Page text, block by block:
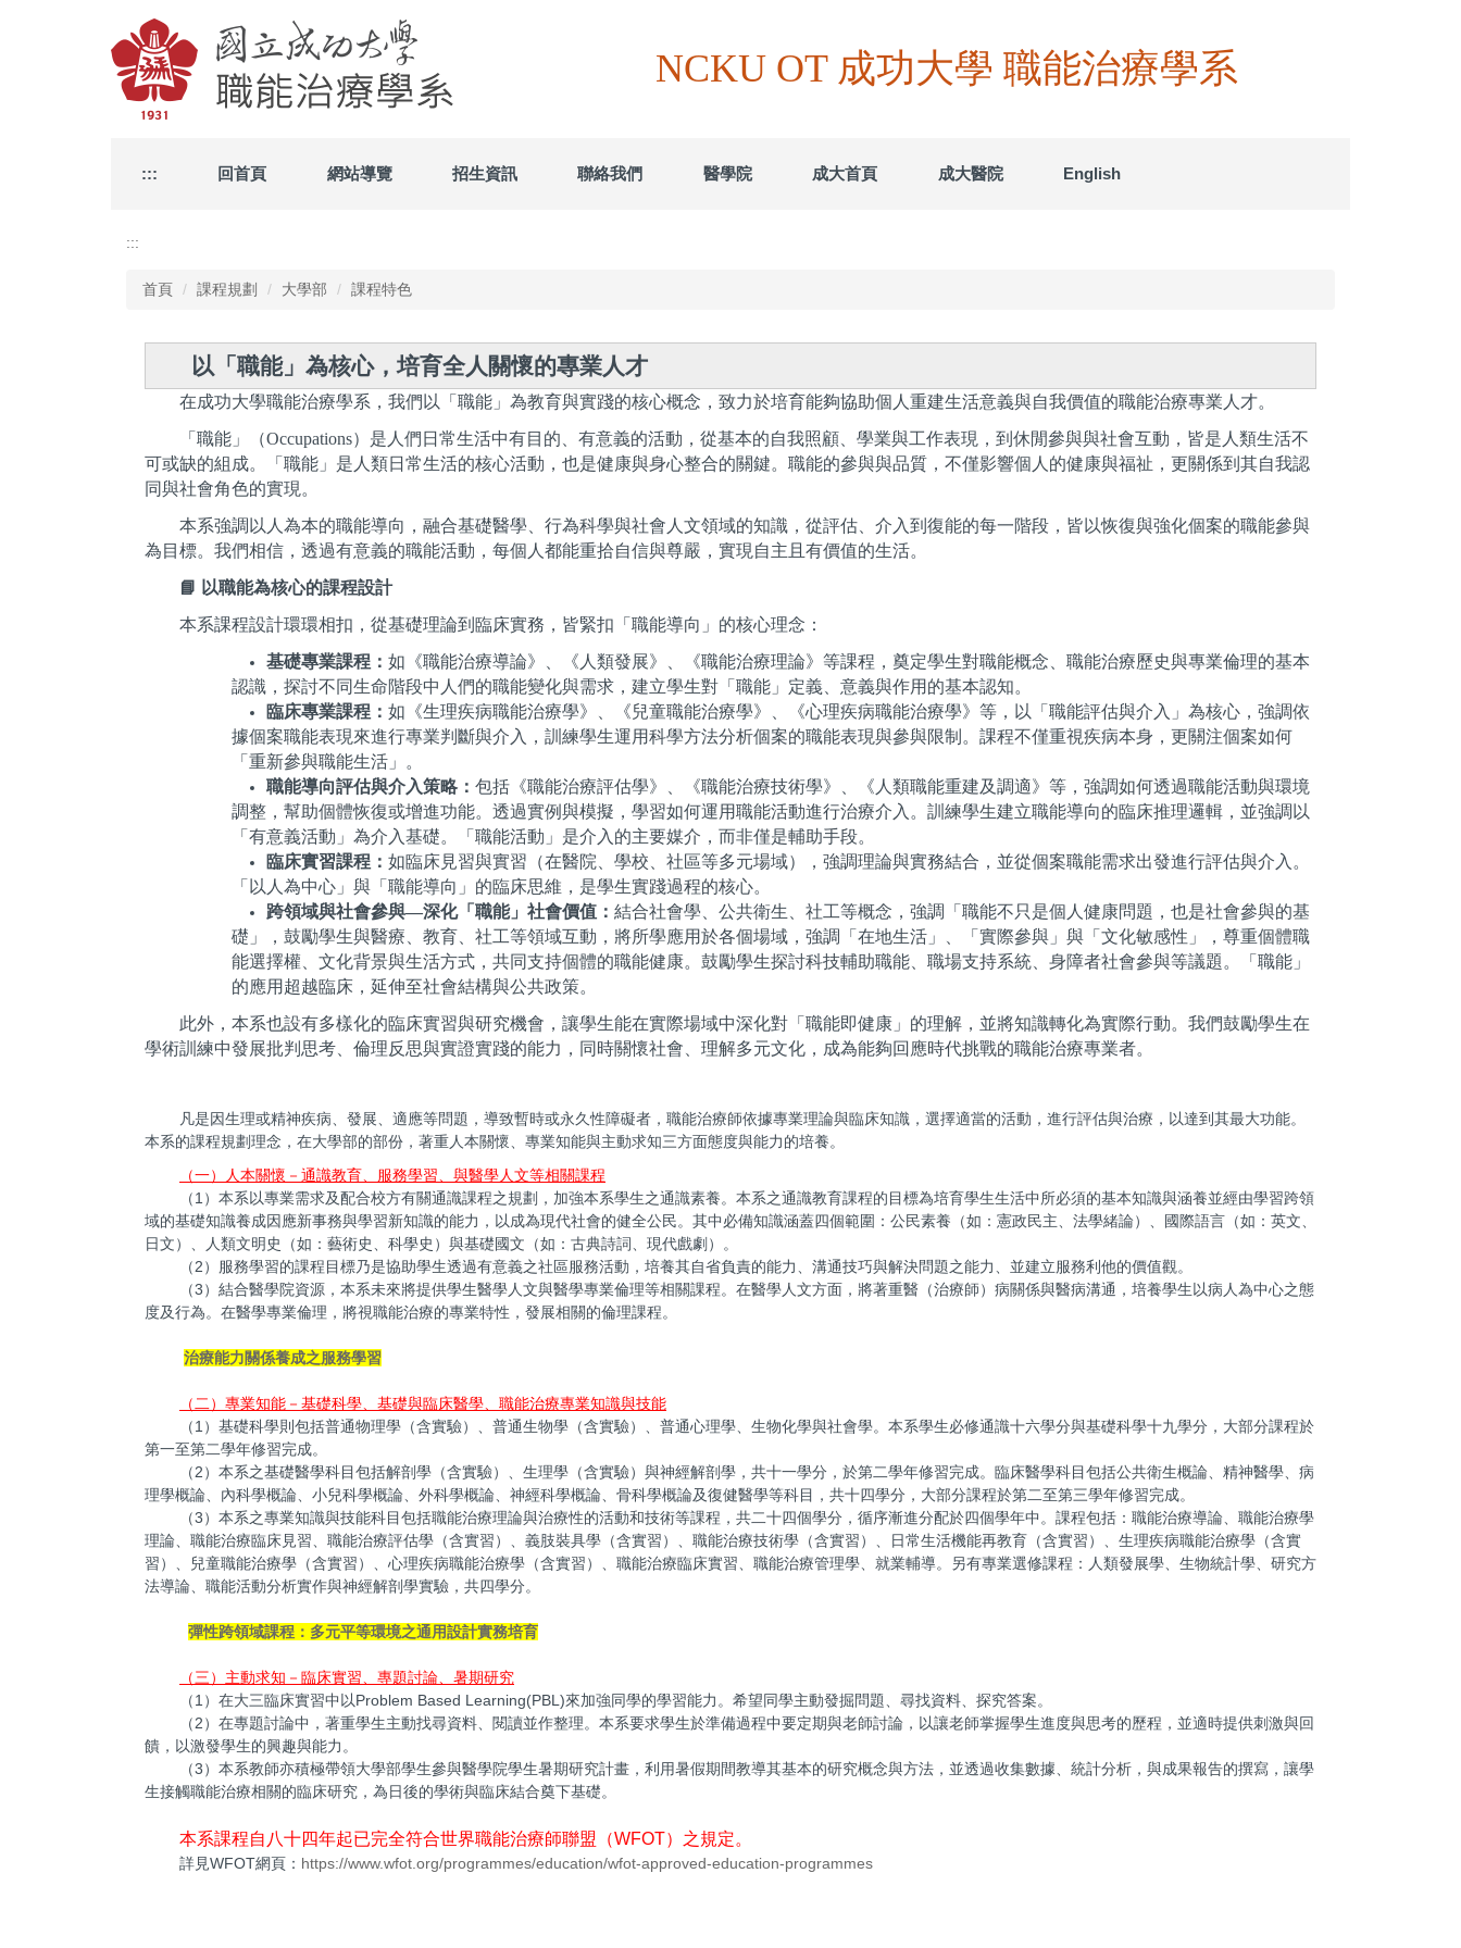
NCKU OT 成功大學 職能治療學系
::: 回首頁 網站導覽 招生資訊 聯絡我們 醫學院 成大首頁 成大醫院 English
:::
首頁 課程規劃 大學部 課程特色
以「職能」為核心，培育全人關懷的專業人才
在成功大學職能治療學系，我們以「職能」為教育與實踐的核心概念，致力於培育能夠協助個人重建生活意義與自我價值的職能治療專業人才。
「職能」（Occupations）是人們日常生活中有目的、有意義的活動，從基本的自我照顧、學業與工作表現，到休閒參與與社會互動，皆是人類生活不
可或缺的組成。「職能」是人類日常生活的核心活動，也是健康與身心整合的關鍵。職能的參與與品質，不僅影響個人的健康與福祉，更關係到其自我認
同與社會角色的實現。
本系強調以人為本的職能導向，融合基礎醫學、行為科學與社會人文領域的知識，從評估、介入到復能的每一階段，皆以恢復與強化個案的職能參與
為目標。我們相信，透過有意義的職能活動，每個人都能重拾自信與尊嚴，實現自主且有價值的生活。
📘 以職能為核心的課程設計
本系課程設計環環相扣，從基礎理論到臨床實務，皆緊扣「職能導向」的核心理念：
基礎專業課程： 如《職能治療導論》、《人類發展》、《職能治療理論》等課程，奠定學生對職能概念、職能治療歷史與專業倫理的基本
認識，探討不同生命階段中人們的職能變化與需求，建立學生對「職能」定義、意義與作用的基本認知。
臨床專業課程： 如《生理疾病職能治療學》、《兒童職能治療學》、《心理疾病職能治療學》等，以「職能評估與介入」為核心，強調依
據個案職能表現來進行專業判斷與介入，訓練學生運用科學方法分析個案的職能表現與參與限制。課程不僅重視疾病本身，更關注個案如何
「重新參與職能生活」。
職能導向評估與介入策略： 包括《職能治療評估學》、《職能治療技術學》、《人類職能重建及調適》等，強調如何透過職能活動與環境
調整，幫助個體恢復或增進功能。透過實例與模擬，學習如何運用職能活動進行治療介入。訓練學生建立職能導向的臨床推理邏輯，並強調以
「有意義活動」為介入基礎。「職能活動」是介入的主要媒介，而非僅是輔助手段。
臨床實習課程： 如臨床見習與實習（在醫院、學校、社區等多元場域），強調理論與實務結合，並從個案職能需求出發進行評估與介入。
「以人為中心」與「職能導向」的臨床思維，是學生實踐過程的核心。
跨領域與社會參與—深化「職能」社會價值： 結合社會學、公共衛生、社工等概念，強調「職能不只是個人健康問題，也是社會參與的基
礎」，鼓勵學生與醫療、教育、社工等領域互動，將所學應用於各個場域，強調「在地生活」、「實際參與」與「文化敏感性」，尊重個體職
能選擇權、文化背景與生活方式，共同支持個體的職能健康。鼓勵學生探討科技輔助職能、職場支持系統、身障者社會參與等議題。「職能」
的應用超越臨床，延伸至社會結構與公共政策。
此外，本系也設有多樣化的臨床實習與研究機會，讓學生能在實際場域中深化對「職能即健康」的理解，並將知識轉化為實際行動。我們鼓勵學生在
學術訓練中發展批判思考、倫理反思與實證實踐的能力，同時關懷社會、理解多元文化，成為能夠回應時代挑戰的職能治療專業者。
凡是因生理或精神疾病、發展、適應等問題，導致暫時或永久性障礙者，職能治療師依據專業理論與臨床知識，選擇適當的活動，進行評估與治療，以達到其最大功能。
本系的課程規劃理念，在大學部的部份，著重人本關懷、專業知能與主動求知三方面態度與能力的培養。
（一）人本關懷－通識教育、服務學習、與醫學人文等相關課程
（1）本系以專業需求及配合校方有關通識課程之規劃，加強本系學生之通識素養。本系之通識教育課程的目標為培育學生生活中所必須的基本知識與涵養並經由學習跨領
域的基礎知識養成因應新事務與學習新知識的能力，以成為現代社會的健全公民。其中必備知識涵蓋四個範圍：公民素養（如：憲政民主、法學緒論）、國際語言（如：英文、
日文）、人類文明史（如：藝術史、科學史）與基礎國文（如：古典詩詞、現代戲劇）。
（2）服務學習的課程目標乃是協助學生透過有意義之社區服務活動，培養其自省負責的能力、溝通技巧與解決問題之能力、並建立服務利他的價值觀。
（3）結合醫學院資源，本系未來將提供學生醫學人文與醫學專業倫理等相關課程。在醫學人文方面，將著重醫（治療師）病關係與醫病溝通，培養學生以病人為中心之態
度及行為。在醫學專業倫理，將視職能治療的專業特性，發展相關的倫理課程。
治療能力關係養成之服務學習
（二）專業知能－基礎科學、基礎與臨床醫學、職能治療專業知識與技能
（1）基礎科學則包括普通物理學（含實驗）、普通生物學（含實驗）、普通心理學、生物化學與社會學。本系學生必修通識十六學分與基礎科學十九學分，大部分課程於
第一至第二學年修習完成。
（2）本系之基礎醫學科目包括解剖學（含實驗）、生理學（含實驗）與神經解剖學，共十一學分，於第二學年修習完成。臨床醫學科目包括公共衛生概論、精神醫學、病
理學概論、內科學概論、小兒科學概論、外科學概論、神經科學概論、骨科學概論及復健醫學等科目，共十四學分，大部分課程於第二至第三學年修習完成。
（3）本系之專業知識與技能科目包括職能治療理論與治療性的活動和技術等課程，共二十四個學分，循序漸進分配於四個學年中。課程包括：職能治療導論、職能治療學
理論、職能治療臨床見習、職能治療評估學（含實習）、義肢裝具學（含實習）、職能治療技術學（含實習）、日常生活機能再教育（含實習）、生理疾病職能治療學（含實
習）、兒童職能治療學（含實習）、心理疾病職能治療學（含實習）、職能治療臨床實習、職能治療管理學、就業輔導。另有專業選修課程：人類發展學、生物統計學、研究方
法導論、職能活動分析實作與神經解剖學實驗，共四學分。
彈性跨領域課程：多元平等環境之通用設計實務培育
（三）主動求知－臨床實習、專題討論、暑期研究
（1）在大三臨床實習中以Problem Based Learning(PBL)來加強同學的學習能力。希望同學主動發掘問題、尋找資料、探究答案。
（2）在專題討論中，著重學生主動找尋資料、閱讀並作整理。本系要求學生於準備過程中要定期與老師討論，以讓老師掌握學生進度與思考的歷程，並適時提供刺激與回
饋，以激發學生的興趣與能力。
（3）本系教師亦積極帶領大學部學生參與醫學院學生暑期研究計畫，利用暑假期間教導其基本的研究概念與方法，並透過收集數據、統計分析，與成果報告的撰寫，讓學
生接觸職能治療相關的臨床研究，為日後的學術與臨床結合奠下基礎。
本系課程自八十四年起已完全符合世界職能治療師聯盟（WFOT）之規定。
詳見WFOT網頁： https://www.wfot.org/programmes/education/wfot-approved-education-programmes